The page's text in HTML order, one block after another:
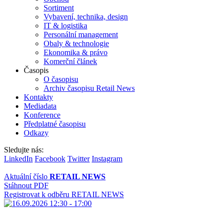
Sortiment
Vybavení, technika, design
IT & logistika
Personální management
Obaly & technologie
Ekonomika & právo
Komerční článek
Časopis
O časopisu
Archiv časopisu Retail News
Kontakty
Mediadata
Konference
Předplatné časopisu
Odkazy
Sledujte nás:
LinkedIn Facebook Twitter Instagram
Aktuální číslo RETAIL NEWS
Stáhnout PDF
Registrovat k odběru RETAIL NEWS